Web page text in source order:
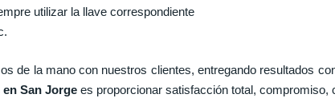
utilizar la llave correspondiente
de la mano con nuestros clientes, entregando resultados
en San Jorge es proporcionar satisfacción total,